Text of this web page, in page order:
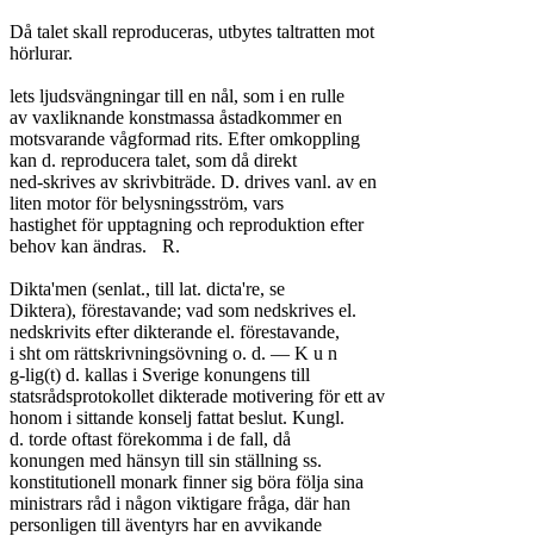
Då talet skall reproduceras, utbytes taltratten mot
hörlurar.
lets ljudsvängningar till en nål, som i en rulle
av vaxliknande konstmassa åstadkommer en
motsvarande vågformad rits. Efter omkoppling
kan d. reproducera talet, som då direkt
ned-skrives av skrivbiträde. D. drives vanl. av en
liten motor för belysningsström, vars
hastighet för upptagning och reproduktion efter
behov kan ändras.	R.
Dikta'men (senlat., till lat. dicta're, se
Diktera), förestavande; vad som nedskrives el.
nedskrivits efter dikterande el. förestavande,
i sht om rättskrivningsövning o. d. — K u n
g-lig(t) d. kallas i Sverige konungens till
statsrådsprotokollet dikterade motivering för ett av
honom i sittande konselj fattat beslut. Kungl.
d. torde oftast förekomma i de fall, då
konungen med hänsyn till sin ställning ss.
konstitutionell monark finner sig böra följa sina
ministrars råd i någon viktigare fråga, där han
personligen till äventyrs har en avvikande